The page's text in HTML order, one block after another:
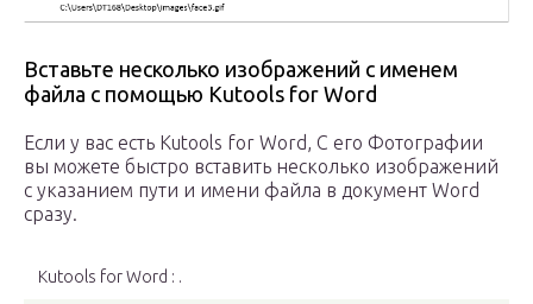
Вставьте несколько изображений с именем
файла с помощью Kutools for Word
Если у вас есть Kutools for Word, С его Фотографии
вы можете быстро вставить несколько изображений
с указанием пути и имени файла в документ Word
сразу.
Kutools for Word : .